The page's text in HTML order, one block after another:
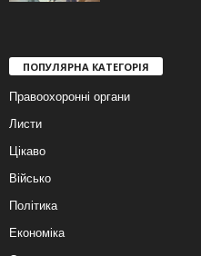
ПОПУЛЯРНА КАТЕГОРІЯ
Правоохоронні органи
Листи
Цікаво
Військо
Політика
Економіка